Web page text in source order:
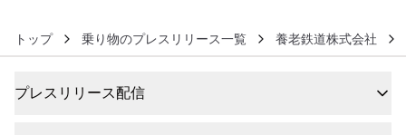
トップ 乗り物のプレスリリース一覧 養老鉄道株式会社
プレスリリース配信